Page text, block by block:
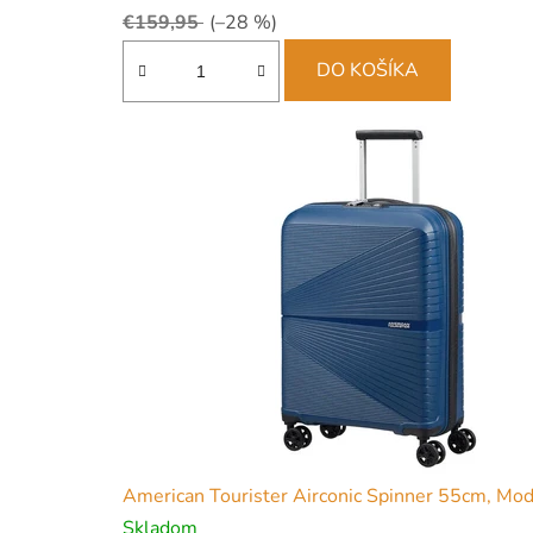
€159,95 (–28 %)
DO KOŠÍKA
American Tourister Airconic Spinner 55cm,